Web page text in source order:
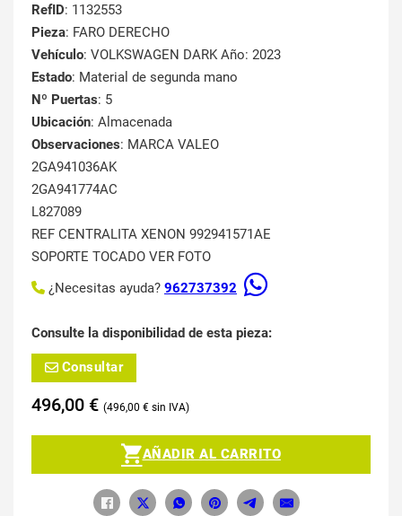
RefID: 1132553
Pieza: FARO DERECHO
Vehículo: VOLKSWAGEN DARK Año: 2023
Estado: Material de segunda mano
Nº Puertas: 5
Ubicación: Almacenada
Observaciones: MARCA VALEO
2GA941036AK
2GA941774AC
L827089
REF CENTRALITA XENON 992941571AE
SOPORTE TOCADO VER FOTO
¿Necesitas ayuda? 962737392
Consulte la disponibilidad de esta pieza:
Consultar
496,00 € 496,00 €
AÑADIR AL CARRITO